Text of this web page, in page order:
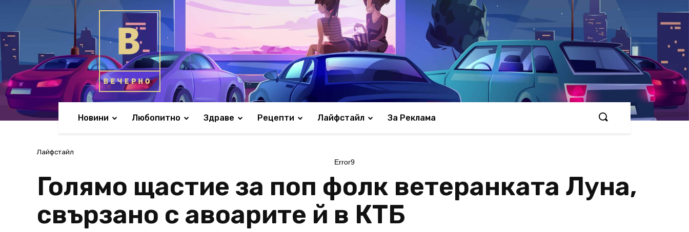
Новини Любопитно Здраве Рецепти Лайфстайл За Реклама
Лайфстайл
Error9
Голямо щастие за поп фолк ветеранката Луна,
свързано с авоарите й в КТБ